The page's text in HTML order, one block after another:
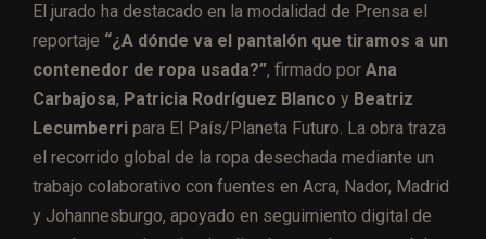
El jurado ha destacado en la modalidad de Prensa el
reportaje “¿A dónde va el pantalón que tiramos a un
contenedor de ropa usada?”, firmado por Ana
Carbajosa, Patricia Rodríguez Blanco y Beatriz
Lecumberri para El País/Planeta Futuro. La obra traza
el recorrido global de la ropa desechada mediante un
trabajo colaborativo con fuentes en Acra, Nador, Madrid
y Johannesburgo, apoyado en seguimiento digital de